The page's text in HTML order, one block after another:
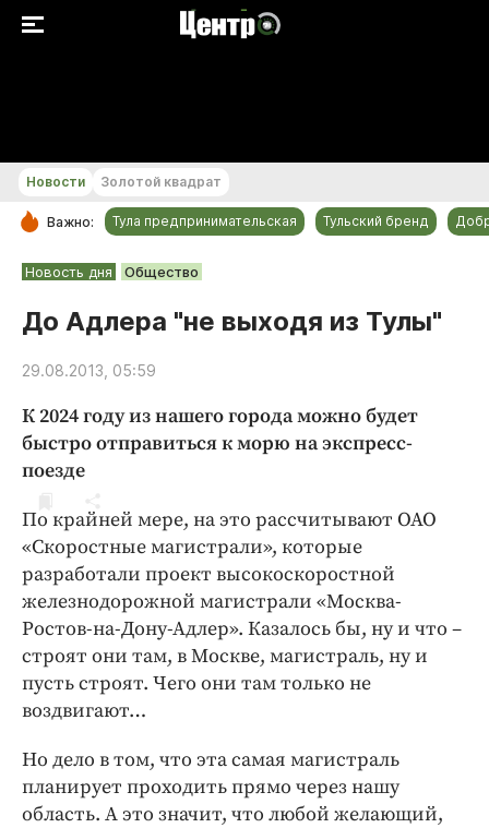
РУБРИКИ
Общество
Культура
Происшествия
Спорт
Тульский бренд
Тула предпринимательская
Голодный шпион
Новости Золотой квадрат
Важно: Тула предпринимательская Тульский бренд
Новость дня Общество
До Адлера "не выходя из Тулы"
29.08.2013, 05:59
К 2024 году из нашего города можно будет
быстро отправиться к морю на экспресс-
поезде
По крайней мере, на это рассчитывают ОАО
«Скоростные магистрали», которые
разработали проект высокоскоростной
железнодорожной магистрали «Москва-
Ростов-на-Дону-Адлер». Казалось бы, ну и что –
строят они там, в Москве, магистраль, ну и
пусть строят. Чего они там только не
воздвигают…
Но дело в том, что эта самая магистраль
планирует проходить прямо через нашу
область. А это значит, что любой желающий,